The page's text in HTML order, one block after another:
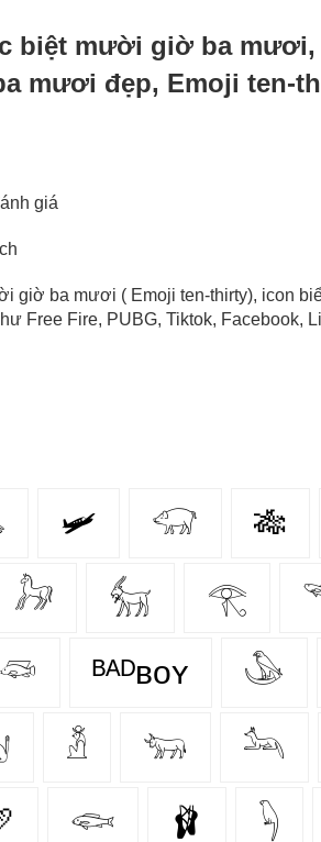
biệt mười giờ ba mươi,
mươi đẹp, Emoji ten-
giá
giờ ba mươi ( Emoji ten-thirty), icon
Free Fire, PUBG, Tiktok, Facebook,
🛩 𓃟 🎋
𓃗 𓃶 𓂀
𓆛 ᴮᴬᴰʙᴏʏ 𓅇
𓁳 𓃓 𓃢
𓆟 🩰 𓆐